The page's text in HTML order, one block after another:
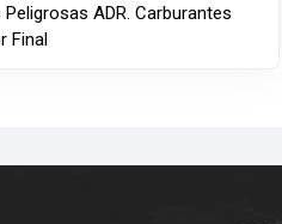
ADR. Carburantes
Final